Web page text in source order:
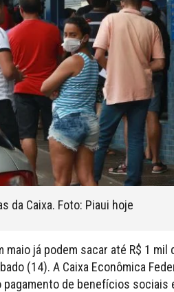
da Caixa. Foto: Piaui hoje
já podem sacar até R$ 1 mil
(14). A Caixa Econômica
pagamento de benefícios sociais